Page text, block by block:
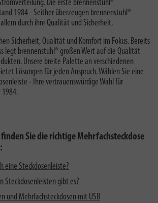
Die erste brennenstuhl®
1984 - Seither überzeugen brennenstuhl®
durch ihre Qualität und Sicherheit.
Sicherheit, Qualität und Komfort im Fokus. Bereits
legt brennenstuhl® großen Wert auf die Qualität
Unsere breite Palette an verschiedenen
Lösungen für jeden Anspruch. Wählen Sie eine
- Ihre vertrauenswürdige Wahl für
1984.
Sie die richtige Mehrfachsteckdose
eine Steckdosenleiste?
Steckdosenleisten gibt es?
und Mehrfachsteckdosen mit USB